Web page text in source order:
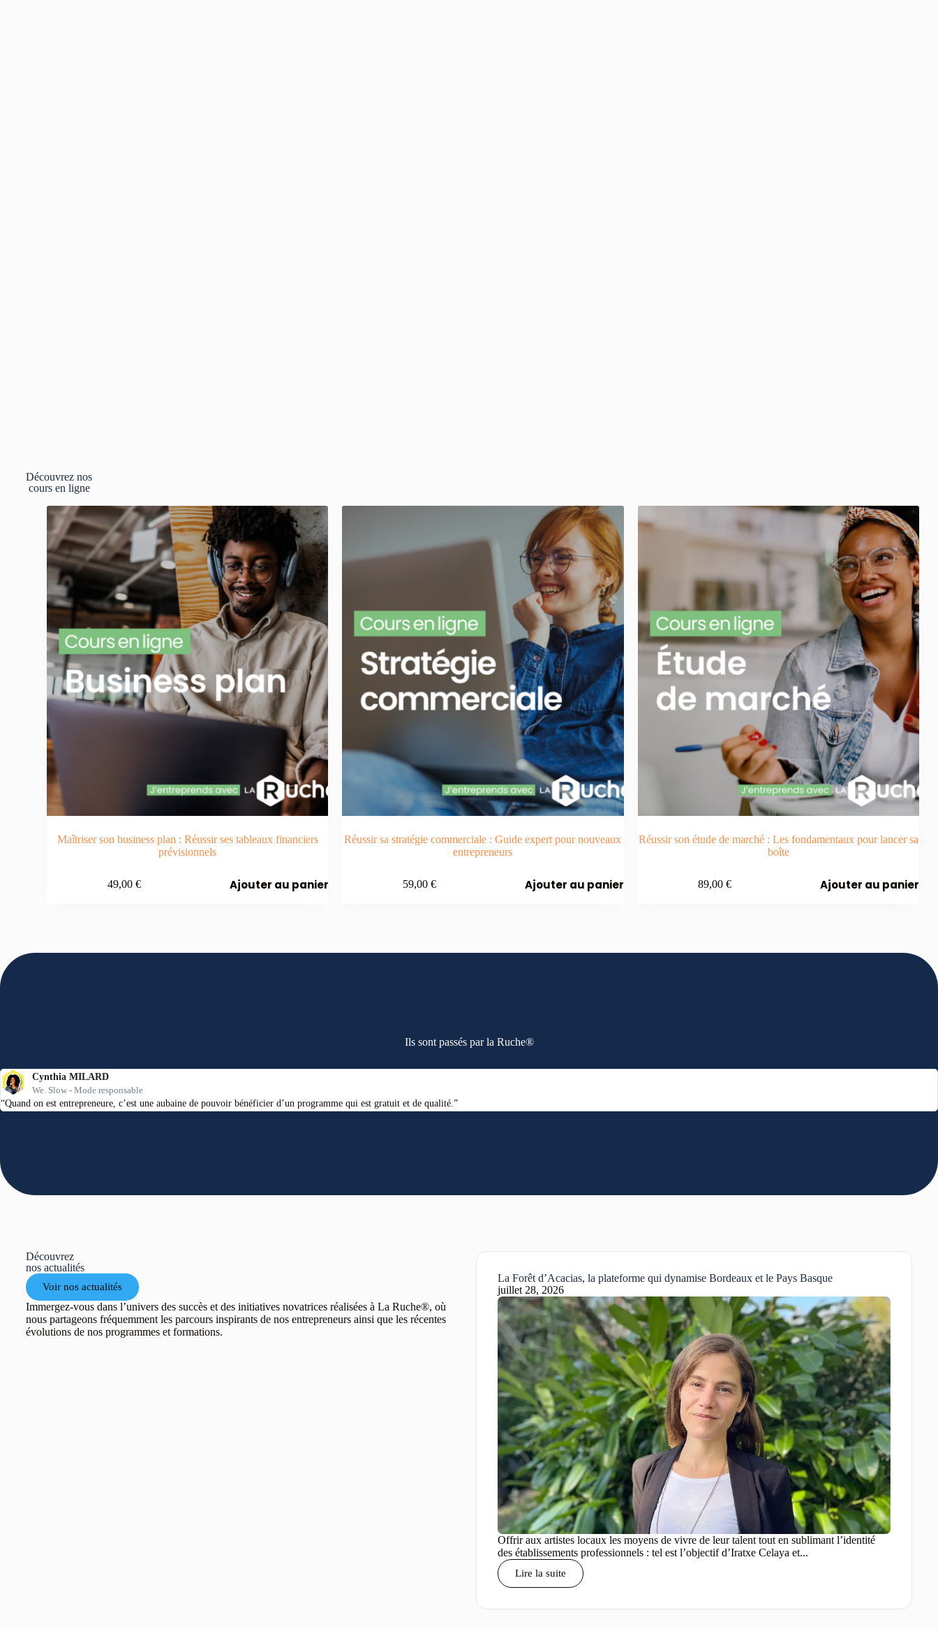
Découvrez nos
cours en ligne
Maîtriser son business plan : Réussir ses tableaux financiers
prévisionnels
49,00 € Ajouter au panier
Réussir sa stratégie commerciale : Guide expert pour nouveaux
entrepreneurs
59,00€ Ajouter au panier
Réussir son étude de marché : Les fondamentaux pour lancer sa
boîte
89,00€ Ajouter au panier
Ils sont passés par la Ruche®
Cynthia MILARD
We. Slow - Mode responsable
“Quand on est entrepreneure, c’est une aubaine de pouvoir bénéficier d’un programme qui est gratuit et de qualité.”
Découvrez
nos actualités
Voir nos actualités
Immergez-vous dans l’univers des succès et des initiatives novatrices réalisées à La Ruche®, où
nous partageons fréquemment les parcours inspirants de nos entrepreneurs ainsi que les récentes
évolutions de nos programmes et formations.
La Forêt d’Acacias, la plateforme qui dynamise Bordeaux et le Pays Basque
juillet 28, 2026
Offrir aux artistes locaux les moyens de vivre de leur talent tout en sublimant l’identité
des établissements professionnels : tel est l’objectif d’Iratxe Celaya et...
Lire la suite